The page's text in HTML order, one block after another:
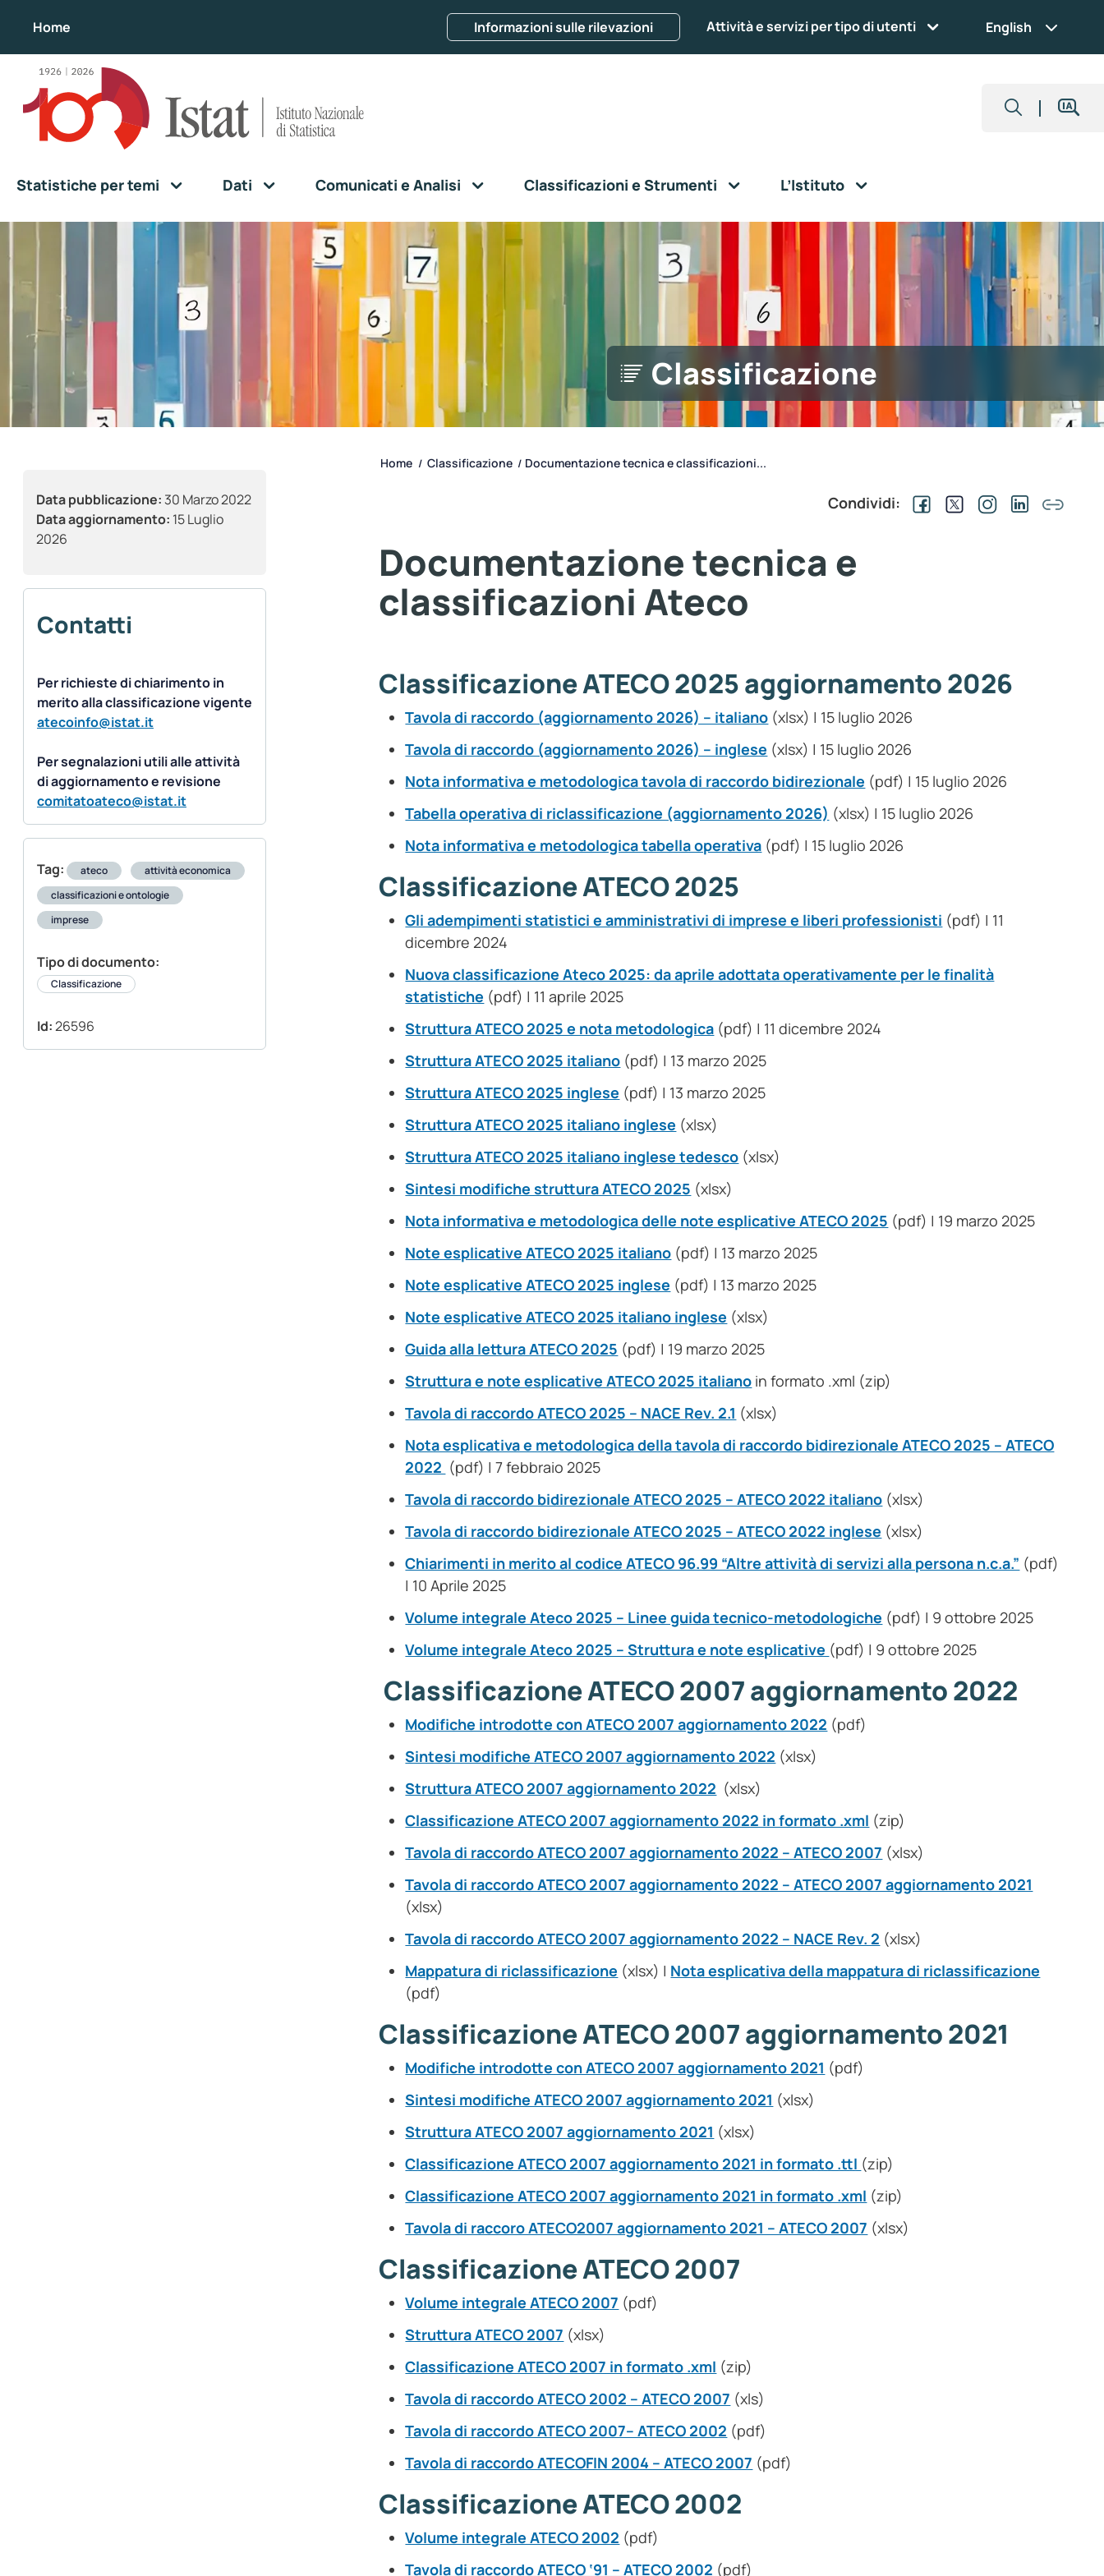
Home Informazioni sulle rilevazioni Attività e servizi per tipo di utenti English
Statistiche per temi Dati Comunicati e Analisi Classificazioni e Strumenti L’Istituto
Classificazione
Data pubblicazione: 30 Marzo 2022
Data aggiornamento: 15 Luglio
2026
Contatti
Per richieste di chiarimento in
merito alla classificazione vigente
atecoinfo@istat.it
Per segnalazioni utili alle attività
di aggiornamento e revisione
comitatoateco@istat.it
Tag: ateco
attività economica
classificazioni e ontologie
imprese
Tipo di documento:
Classificazione
Id:26596
Home / Classificazione / Documentazione tecnica e classificazioni...
Condividi:
Documentazione tecnica e
classificazioni Ateco
Classificazione ATECO 2025 aggiornamento 2026
Tavola di raccordo (aggiornamento 2026) – italiano (xlsx) | 15 luglio 2026
Tavola di raccordo (aggiornamento 2026) – inglese (xlsx) | 15 luglio 2026
Nota informativa e metodologica tavola di raccordo bidirezionale (pdf) | 15 luglio 2026
Tabella operativa di riclassificazione (aggiornamento 2026) (xlsx) | 15 luglio 2026
Nota informativa e metodologica tabella operativa (pdf) | 15 luglio 2026
Classificazione ATECO 2025
Gli adempimenti statistici e amministrativi di imprese e liberi professionisti (pdf) | 11
dicembre 2024
Nuova classificazione Ateco 2025: da aprile adottata operativamente per le finalità
statistiche (pdf) | 11 aprile 2025
Struttura ATECO 2025 e nota metodologica (pdf) | 11 dicembre 2024
Struttura ATECO 2025 italiano (pdf) | 13 marzo 2025
Struttura ATECO 2025 inglese (pdf) | 13 marzo 2025
Struttura ATECO 2025 italiano inglese (xlsx)
Struttura ATECO 2025 italiano inglese tedesco (xlsx)
Sintesi modifiche struttura ATECO 2025 (xlsx)
Nota informativa e metodologica delle note esplicative ATECO 2025 (pdf) | 19 marzo 2025
Note esplicative ATECO 2025 italiano (pdf) | 13 marzo 2025
Note esplicative ATECO 2025 inglese (pdf) | 13 marzo 2025
Note esplicative ATECO 2025 italiano inglese (xlsx)
Guida alla lettura ATECO 2025 (pdf) | 19 marzo 2025
Struttura e note esplicative ATECO 2025 italiano in formato .xml (zip)
Tavola di raccordo ATECO 2025 – NACE Rev. 2.1 (xlsx)
Nota esplicativa e metodologica della tavola di raccordo bidirezionale ATECO 2025 – ATECO
2022 (pdf) | 7 febbraio 2025
Tavola di raccordo bidirezionale ATECO 2025 – ATECO 2022 italiano (xlsx)
Tavola di raccordo bidirezionale ATECO 2025 – ATECO 2022 inglese (xlsx)
Chiarimenti in merito al codice ATECO 96.99 “Altre attività di servizi alla persona n.c.a.” (pdf)
| 10 Aprile 2025
Volume integrale Ateco 2025 – Linee guida tecnico-metodologiche (pdf) | 9 ottobre 2025
Volume integrale Ateco 2025 – Struttura e note esplicative (pdf) | 9 ottobre 2025
Classificazione ATECO 2007 aggiornamento 2022
Modifiche introdotte con ATECO 2007 aggiornamento 2022 (pdf)
Sintesi modifiche ATECO 2007 aggiornamento 2022 (xlsx)
Struttura ATECO 2007 aggiornamento 2022 (xlsx)
Classificazione ATECO 2007 aggiornamento 2022 in formato .xml (zip)
Tavola di raccordo ATECO 2007 aggiornamento 2022 – ATECO 2007 (xlsx)
Tavola di raccordo ATECO 2007 aggiornamento 2022 – ATECO 2007 aggiornamento 2021
(xlsx)
Tavola di raccordo ATECO 2007 aggiornamento 2022 – NACE Rev. 2 (xlsx)
Mappatura di riclassificazione (xlsx) | Nota esplicativa della mappatura di riclassificazione
(pdf)
Classificazione ATECO 2007 aggiornamento 2021
Modifiche introdotte con ATECO 2007 aggiornamento 2021 (pdf)
Sintesi modifiche ATECO 2007 aggiornamento 2021 (xlsx)
Struttura ATECO 2007 aggiornamento 2021 (xlsx)
Classificazione ATECO 2007 aggiornamento 2021 in formato .ttl (zip)
Classificazione ATECO 2007 aggiornamento 2021 in formato .xml (zip)
Tavola di raccoro ATECO2007 aggiornamento 2021 – ATECO 2007 (xlsx)
Classificazione ATECO 2007
Volume integrale ATECO 2007 (pdf)
Struttura ATECO 2007 (xlsx)
Classificazione ATECO 2007 in formato .xml (zip)
Tavola di raccordo ATECO 2002 – ATECO 2007 (xls)
Tavola di raccordo ATECO 2007– ATECO 2002 (pdf)
Tavola di raccordo ATECOFIN 2004 – ATECO 2007 (pdf)
Classificazione ATECO 2002
Volume integrale ATECO 2002 (pdf)
Tavola di raccordo ATECO ‘91 – ATECO 2002 (pdf)